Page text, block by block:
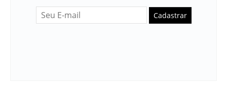
Cadastrar